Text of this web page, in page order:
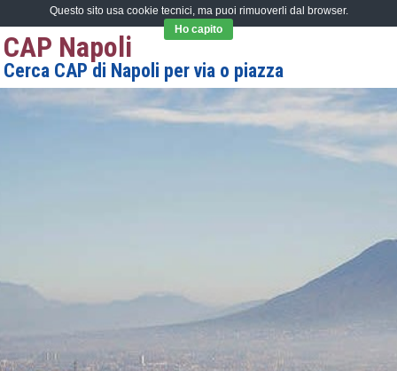
CAP Napoli
Cerca CAP di Napoli per via o piazza
Questo sito usa cookie tecnici, ma puoi rimuoverli dal browser.
Ho capito